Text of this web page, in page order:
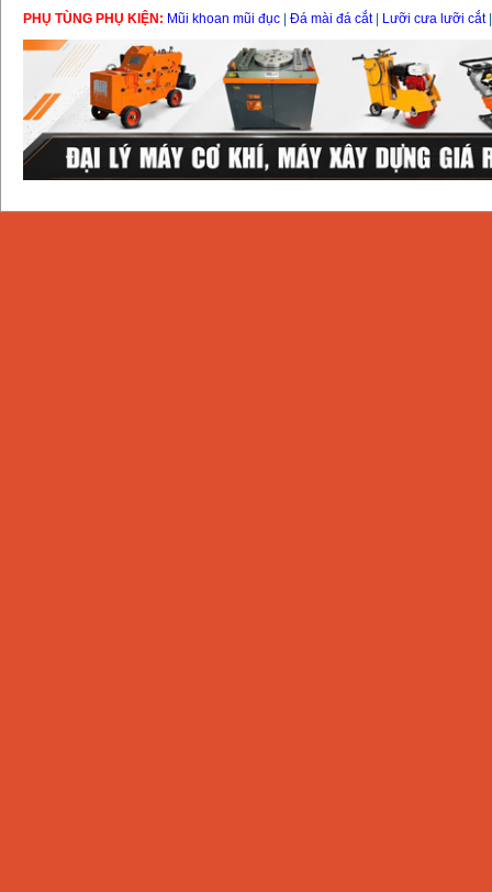
PHỤ TÙNG PHỤ KIỆN: Mũi khoan mũi đục Đá mài đá cắt| Lưỡi cưa lưỡi cắt